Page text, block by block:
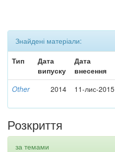
Знайдені матеріали:
Тип
Дата
випуску
Дата
внесення
Other 2014 11-лис-2015
Розкриття
за темами